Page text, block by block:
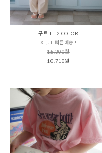
구트 T - 2 COLOR
XL,JL 빠른배송 !
15,300원
10,710원